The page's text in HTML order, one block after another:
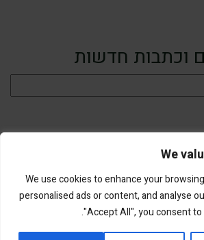
We
We use cookies to enhance your
personalised ads or content, and analyse
"Accept All", you consent to
וכתבות חדשות